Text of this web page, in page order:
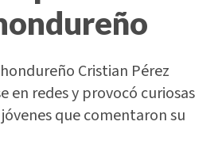
Cristian Pérez
en redes y provocó curiosas
que comentaron su